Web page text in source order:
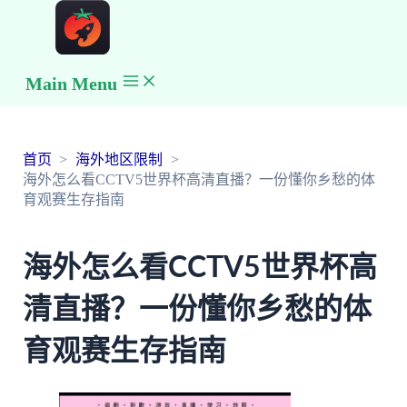
Main Menu
首页
海外地区限制
海外怎么看CCTV5世界杯高清直播？一份懂你乡愁的体
育观赛生存指南
海外怎么看CCTV5世界杯高
清直播？一份懂你乡愁的体
育观赛生存指南